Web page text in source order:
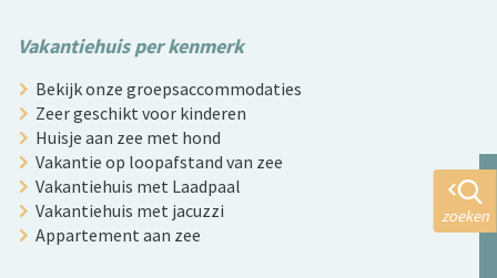
Vakantiehuis per kenmerk
Bekijk onze groepsaccommodaties
Zeer geschikt voor kinderen
Huisje aan zee met hond
Vakantie op loopafstand van zee
Vakantiehuis met Laadpaal
Vakantiehuis met jacuzzi
Appartement aan zee
zoeken